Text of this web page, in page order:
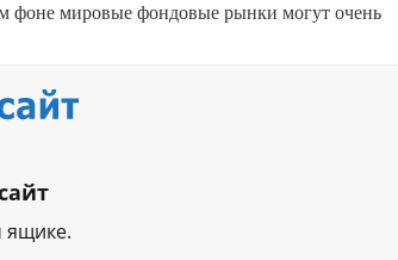
фоне мировые фондовые рынки могут очень
ящике.